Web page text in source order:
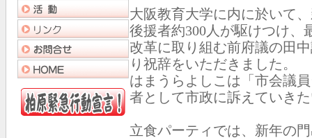
大阪教育大学に内に於いて
後援者約300人が駆けつけ
改革に取り組む前府議の田
り祝辞をいただきました。
はまうらよしこは「市会議
者として市政に訴えていき
立食パーティでは、新年の